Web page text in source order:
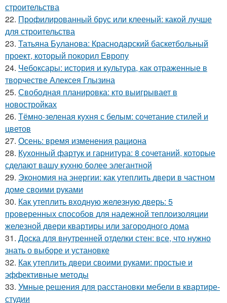
строительства
22. Профилированный брус или клееный: какой лучше
для строительства
23. Татьяна Буланова: Краснодарский баскетбольный
проект, который покорил Европу
24. Чебоксары: история и культура, как отраженные в
творчестве Алексея Глызина
25. Свободная планировка: кто выигрывает в
новостройках
26. Тёмно-зеленая кухня с белым: сочетание стилей и
цветов
27. Осень: время изменения рациона
28. Кухонный фартук и гарнитура: 8 сочетаний, которые
сделают вашу кухню более элегантной
29. Экономия на энергии: как утеплить двери в частном
доме своими руками
30. Как утеплить входную железную дверь: 5
проверенных способов для надежной теплоизоляции
железной двери квартиры или загородного дома
31. Доска для внутренней отделки стен: все, что нужно
знать о выборе и установке
32. Как утеплить двери своими руками: простые и
эффективные методы
33. Умные решения для расстановки мебели в квартире-
студии